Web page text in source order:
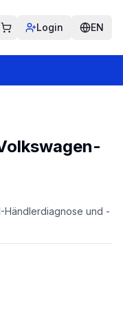
Login EN
Händlerdiagnose und -